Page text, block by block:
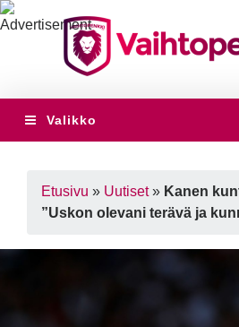
Valikko
Etusivu » Uutiset» Kanen
”Uskon olevani terävä ja